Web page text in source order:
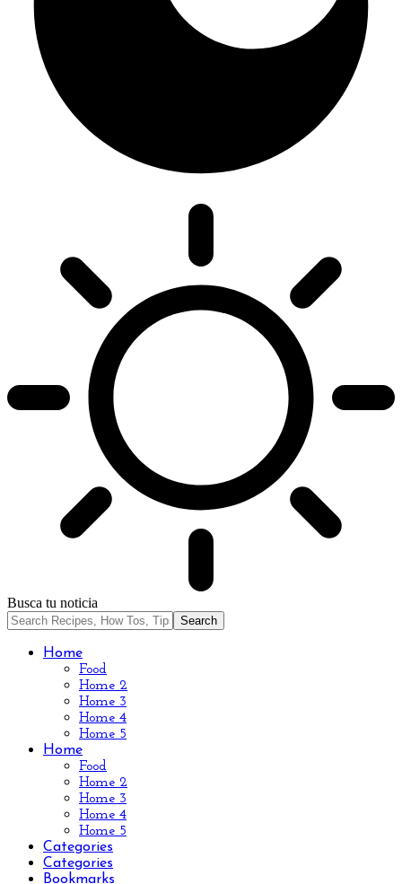
Busca tu noticia
Home
Food
Home 2
Home 3
Home 4
Home 5
Home
Food
Home 2
Home 3
Home 4
Home 5
Categories
Categories
Bookmarks